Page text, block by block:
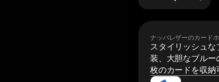
ナッパレザーのカード
スタイリッシュ
装、大胆なブルー
枚のカードを収納